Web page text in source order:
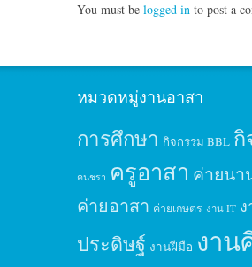
You must be logged in to post a
หมวดหมู่งานอาสา
การศึกษา กิจกรรม BBL กิ
คนชรา ครูอาสา ค่ายนา
ค่ายอาสา ค่ายเกษตร งาน IT
ประดิษฐ์ งานฝีมือ งาน